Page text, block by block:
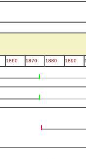
1860 1870 1880 1890